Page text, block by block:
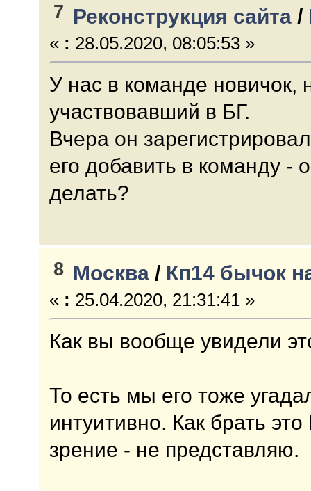
7 Реконструкция сайта /
« : 28.05.2020, 08:05:53 »
У нас в команде новичок,
участвовавший в БГ.
Вчера он
его добавить в команду -
делать?
8 Москва / Кп14 бычок
« : 25.04.2020, 21:31:41 »
Как вы вообще увидели
То есть мы его тоже
интуитивно. Как брать
зрение - не представляю.